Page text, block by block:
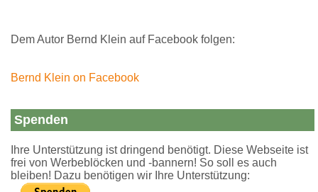
Dem Autor Bernd Klein auf Facebook folgen:
Bernd Klein on Facebook
Spenden
Ihre Unterstützung ist dringend benötigt. Diese Webseite ist
frei von Werbeblöcken und -bannern! So soll es auch
bleiben! Dazu benötigen wir Ihre Unterstützung: